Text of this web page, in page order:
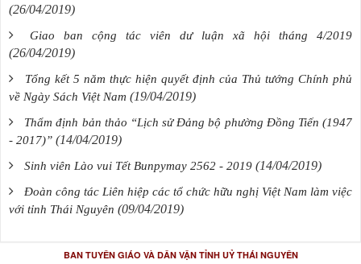
(26/04/2019)
Giao ban cộng tác viên dư luận xã hội tháng 4/2019
(26/04/2019)
Tổng kết 5 năm thực hiện quyết định của Thủ tướng Chính phủ
về Ngày Sách Việt Nam (19/04/2019)
Thẩm định bản thảo “Lịch sử Đảng bộ phường Đồng Tiến (1947
- 2017)” (14/04/2019)
Sinh viên Lào vui Tết Bunpymay 2562 - 2019 (14/04/2019)
Đoàn công tác Liên hiệp các tổ chức hữu nghị Việt Nam làm việc
với tỉnh Thái Nguyên (09/04/2019)
BAN TUYÊN GIÁO VÀ DÂN VẬN TỈNH UỶ THÁI NGUYÊN